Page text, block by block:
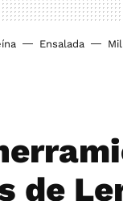
Ensalada
de